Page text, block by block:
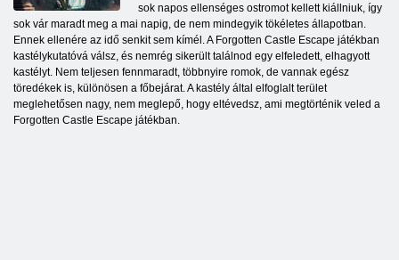
sok napos ellenséges ostromot kellett kiállniuk, így
sok vár maradt meg a mai napig, de nem mindegyik tökéletes állapotban.
Ennek ellenére az idő senkit sem kímél. A Forgotten Castle Escape játékban
kastélykutatóvá válsz, és nemrég sikerült találnod egy elfeledett, elhagyott
kastélyt. Nem teljesen fennmaradt, többnyire romok, de vannak egész
töredékek is, különösen a főbejárat. A kastély által elfoglalt terület
meglehetősen nagy, nem meglepő, hogy eltévedsz, ami megtörténik veled a
Forgotten Castle Escape játékban.